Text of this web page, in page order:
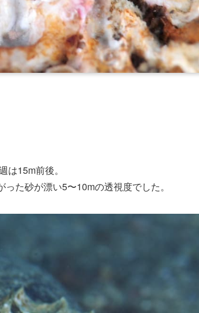
15m前後。
た砂が漂い5〜10mの透視度でした。